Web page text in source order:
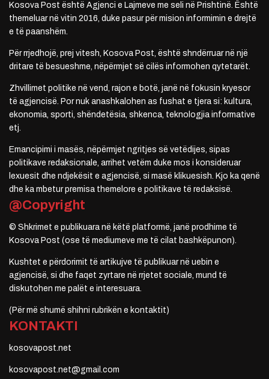
Kosova Post është Agjenci e Lajmeve me seli në Prishtinë. Është
themeluar në vitin 2016, duke pasur për mision informimin e drejtë
e të paanshëm.
Për rrjedhojë, prej vitesh, Kosova Post, është shndërruar në një
dritare të besueshme, nëpërmjet së cilës informohen qytetarët.
Zhvillimet politike në vend, rajon e botë, janë në fokusin kryesor
të agjencisë. Por nuk anashkalohen as fushat e tjera si: kultura,
ekonomia, sporti, shëndetësia, shkenca, teknologjia informative
etj.
Emancipimi i masës, nëpërmjet ngritjes së vetëdijes, sipas
politikave redaksionale, arrihet vetëm duke mos i konsideruar
lexuesit dhe ndjekësit e agjencisë, si masë klikuesish. Kjo ka qenë
dhe ka mbetur premisa themelore e politikave të redaksisë.
@Copyright
© Shkrimet e publikuara në këtë platformë, janë prodhime të
Kosova Post (ose të mediumeve me të cilat bashkëpunon).
Kushtet e përdorimit të artikujve të publikuar në uebin e
agjencisë, si dhe faqet zyrtare në rrjetet sociale, mund të
diskutohen me palët e interesuara.
(Për më shumë shihni rubrikën e kontaktit)
KONTAKTI
kosovapost.net
kosovapost.net@gmail.com